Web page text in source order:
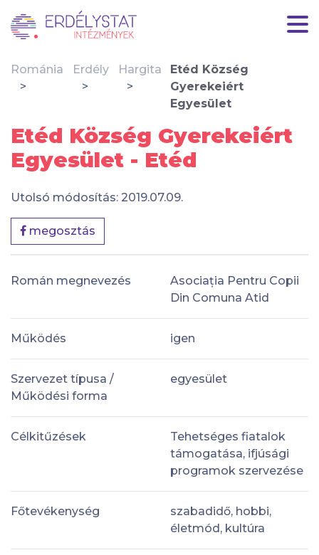
Románia Erdély Hargita
Etéd Község
Gyerekeiért
Egyesület
Etéd Község Gyerekeiért
Egyesület - Etéd
Utolsó módosítás: 2019.07.09.
megosztás
Román megnevezés
Asociația Pentru Copii
Din Comuna Atid
Működés igen
Szervezet típusa /
Működési forma
egyesület
Célkitűzések
Tehetséges fiatalok
támogatása, ifjúsági
programok szervezése
Főtevékenység
szabadidő, hobbi,
életmód, kultúra